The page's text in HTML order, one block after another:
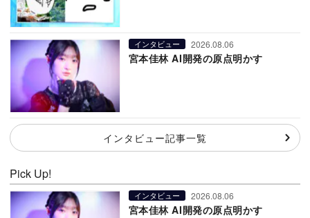
インタビュー 2026.08.06
宮本佳林 AI開発の原点明かす
インタビュー記事一覧
Pick Up!
インタビュー 2026.08.06
宮本佳林 AI開発の原点明かす